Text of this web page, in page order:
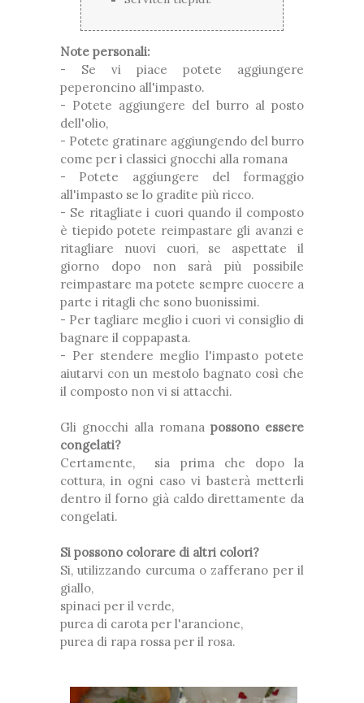
Note personali:
- Se vi piace potete aggiungere
peperoncino all'impasto.
- Potete aggiungere del burro al posto
dell'olio,
- Potete gratinare aggiungendo del burro
come per i classici gnocchi alla romana
- Potete aggiungere del formaggio
all'impasto se lo gradite più ricco.
- Se ritagliate i cuori quando il composto
è tiepido potete reimpastare gli avanzi e
ritagliare nuovi cuori, se aspettate il
giorno dopo non sarà più possibile
reimpastare ma potete sempre cuocere a
parte i ritagli che sono buonissimi.
- Per tagliare meglio i cuori vi consiglio di
bagnare il coppapasta.
- Per stendere meglio l'impasto potete
aiutarvi con un mestolo bagnato così che
il composto non vi si attacchi.
Gli gnocchi alla romana possono essere
congelati?
Certamente, sia prima che dopo la
cottura, in ogni caso vi basterà metterli
dentro il forno già caldo direttamente da
congelati.
Si possono colorare di altri colori?
Si, utilizzando curcuma o zafferano per il
giallo,
spinaci per il verde,
purea di carota per l'arancione,
purea di rapa rossa per il rosa.